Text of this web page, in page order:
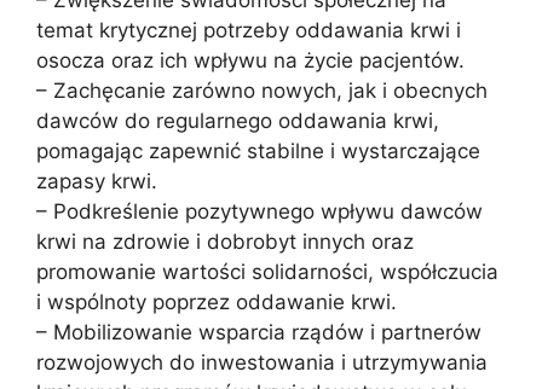
temat krytycznej potrzeby oddawania krwi i
osocza oraz ich wpływu na życie pacjentów.
– Zachęcanie zarówno nowych, jak i obecnych
dawców do regularnego oddawania krwi,
pomagając zapewnić stabilne i wystarczające
zapasy krwi.
– Podkreślenie pozytywnego wpływu dawców
krwi na zdrowie i dobrobyt innych oraz
promowanie wartości solidarności, współczucia
i wspólnoty poprzez oddawanie krwi.
– Mobilizowanie wsparcia rządów i partnerów
rozwojowych do inwestowania i utrzymywania